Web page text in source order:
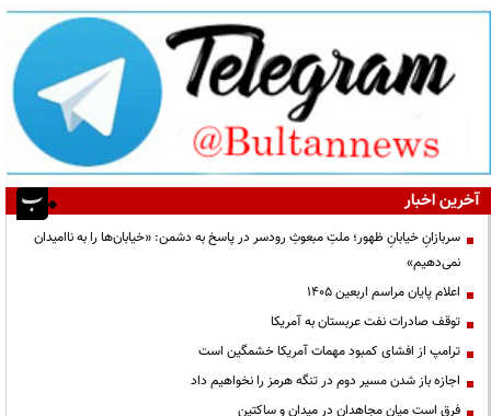
آخرین اخبار
سربازانِ خیابانِ ظهور؛ ملتِ مبعوثِ رودسر در پاسخ به دشمن: «خیابان‌ها را به ناامیدان
نمی‌دهیم»
اعلام پایان مراسم اربعین ۱۴۰۵
توقف صادرات نفت عربستان به آمریکا
ترامپ از افشای کمبود مهمات آمریکا خشمگین است
اجازه باز شدن مسیر دوم در تنگه هرمز را نخواهیم داد
فرق است میان مجاهدان در میدان و ساکتین